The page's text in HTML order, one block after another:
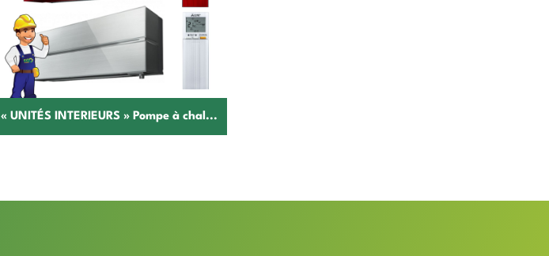
« UNITÉS INTERIEURS » Pompe à chal...